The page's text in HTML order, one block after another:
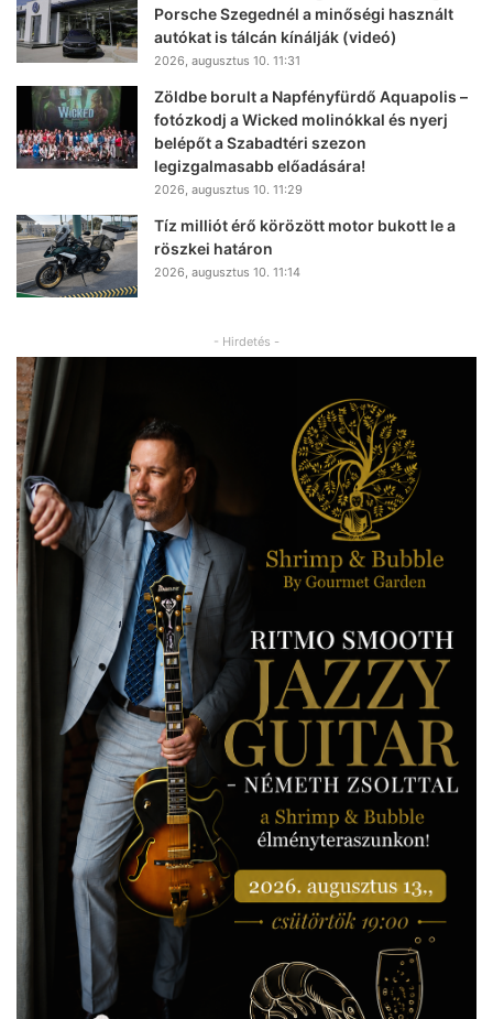
Porsche Szegednél a minőségi használt
autókat is tálcán kínálják (videó)
2026, augusztus 10. 11:31
Zöldbe borult a Napfényfürdő Aquapolis –
fotózkodj a Wicked molinókkal és nyerj
belépőt a Szabadtéri szezon
legizgalmasabb előadására!
2026, augusztus 10. 11:29
Tíz milliót érő körözött motor bukott le a
röszkei határon
2026, augusztus 10. 11:14
- Hirdetés -